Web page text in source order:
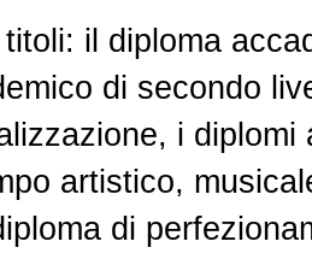
il diploma
di secondo
i
artistico,
di